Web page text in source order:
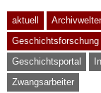
aktuell
Geschichtsforschung
Geschichtsportal
Zwangsarbeiter